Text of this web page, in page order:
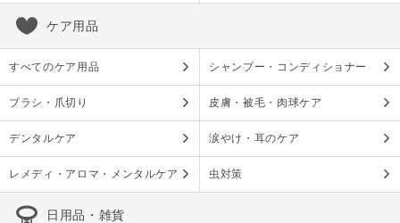
ケア用品
すべてのケア用品 シャンプー・コンディショナー
ブラシ・爪切り 皮膚・被毛・肉球ケア
デンタルケア 涙やけ・耳のケア
レメディ・アロマ・メンタルケア 虫対策
日用品・雑貨